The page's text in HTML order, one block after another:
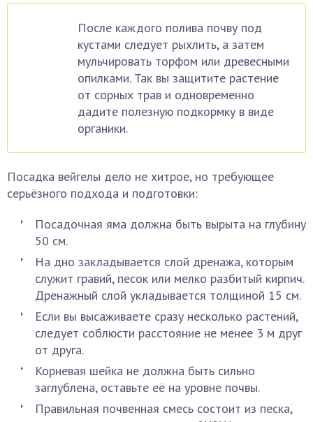
После каждого полива почву под
кустами следует рыхлить, а затем
мульчировать торфом или древесными
опилками. Так вы защитите растение
от сорных трав и одновременно
дадите полезную подкормку в виде
органики.
Посадка вейгелы дело не хитрое, но требующее
серьёзного подхода и подготовки:
Посадочная яма должна быть вырыта на глубину
50 см.
На дно закладывается слой дренажа, которым
служит гравий, песок или мелко разбитый кирпич.
Дренажный слой укладывается толщиной 15 см.
Если вы высаживаете сразу несколько растений,
следует соблюсти расстояние не менее 3 м друг
от друга.
Корневая шейка не должна быть сильно
заглублена, оставьте её на уровне почвы.
Правильная почвенная смесь состоит из песка,